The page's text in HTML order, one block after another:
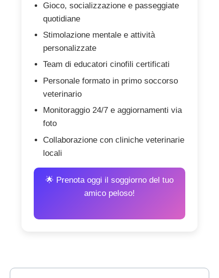
Gioco, socializzazione e passeggiate
quotidiane
Stimolazione mentale e attività
personalizzate
Team di educatori cinofili certificati
Personale formato in primo soccorso
veterinario
Monitoraggio 24/7 e aggiornamenti via
foto
Collaborazione con cliniche veterinarie
locali
🌟 Prenota oggi il soggiorno del tuo
amico peloso!